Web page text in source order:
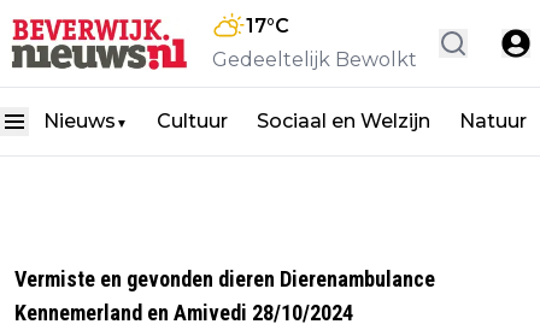
17°C
Gedeeltelijk Bewolkt
Nieuws ▼ Cultuur Sociaal en Welzijn Natuur
Vermiste en gevonden dieren Dierenambulance
Kennemerland en Amivedi 28/10/2024